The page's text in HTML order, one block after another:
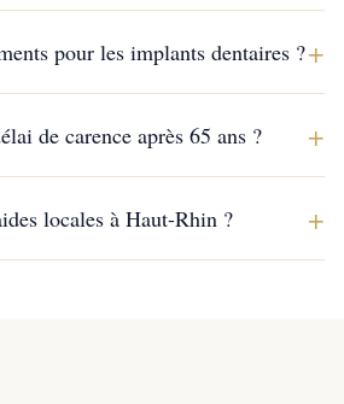
pour les implants dentaires ?+
de carence après 65 ans ? +
locales à Haut-Rhin ? +